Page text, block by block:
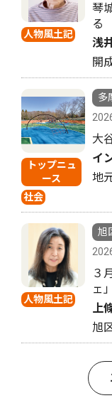
人物風土記
琴
る
浅
開
トップニュ
ース
社会
多
大
イ
地
人物風土記
旭
３
ェ
上
旭